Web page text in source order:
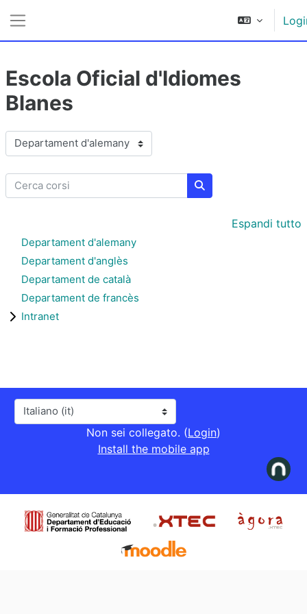
Escola Oficial d'Idiomes
Blanes
Categorie di corso
Cerca corsi
Cerca corsi
Espandi tutto
Departament d'alemany
Departament d'anglès
Departament de català
Departament de francès
Intranet
Lingua
Non sei collegato. (Login)
Install the mobile app